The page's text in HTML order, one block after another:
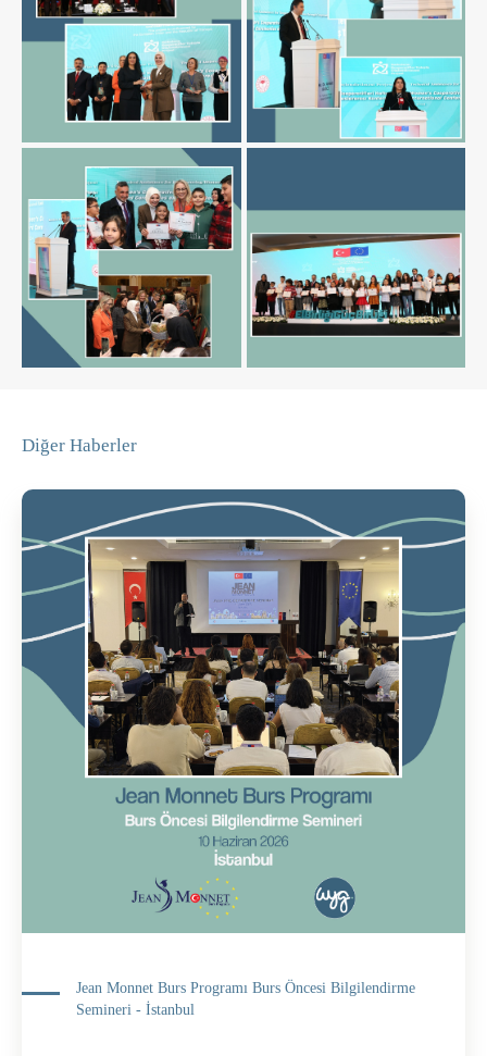
Diğer Haberler
Jean Monnet Burs Programı Burs Öncesi Bilgilendirme
Semineri - İstanbul